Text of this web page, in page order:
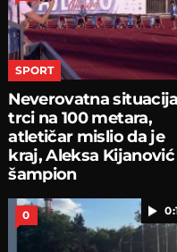
SPORT
Neverovatna
trci na 100 metara,
atletičar mislio da je
kraj, Aleksa Kijanović
šampion
0